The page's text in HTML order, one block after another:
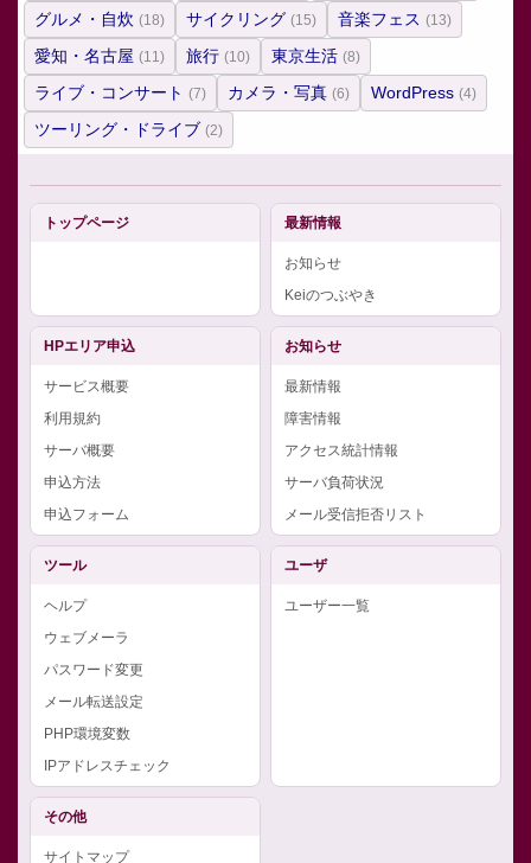
グルメ・自炊 (18) サイクリング (15) 音楽フェス (13)
愛知・名古屋 (11) 旅行 (10) 東京生活 (8)
ライブ・コンサート (7) カメラ・写真 (6) WordPress (4)
ツーリング・ドライブ (2)
トップページ 最新情報
お知らせ
Keiのつぶやき
HPエリア申込
サービス概要
利用規約
サーバ概要
申込方法
申込フォーム
お知らせ
最新情報
障害情報
アクセス統計情報
サーバ負荷状況
メール受信拒否リスト
ツール
ヘルプ
ウェブメーラ
パスワード変更
メール転送設定
PHP環境変数
IPアドレスチェック
ユーザ
ユーザー一覧
その他
サイトマップ